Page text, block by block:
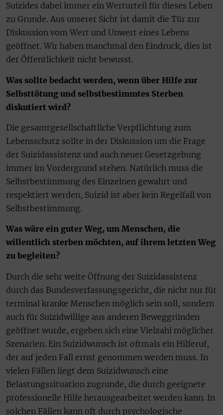
Suizides dabei immer ein Werturteil für dieses Leben
zu Grunde. Aus unserer Sicht ist damit die Tür zur
Diskussion vom Wert und Unwert eines Lebens
geöffnet. Wir haben manchmal den Eindruck, dies ist
der Öffentlichkeit nicht bewusst.
Was sollte bedacht werden, wenn über Hilfe zur
Selbsttötung und selbstbestimmtes Sterben
diskutiert wird?
Die gesamtgesellschaftliche Verpflichtung zum
Lebensschutz sollte in der Diskussion um die Frage
der Suizidassistenz und auch neuer Gesetzgebung
immer im Vordergrund stehen. Natürlich muss die
Selbstbestimmung des Einzelnen gewahrt und
respektiert werden, Suizid ist aber kein Regelfall von
Selbstbestimmung.
Was wäre ein guter Weg, um Menschen, die
willentlich sterben möchten, auf ihrem letzten Weg
zu begleiten?
Durch die sehr weite Öffnung der Suizidassistenz
durch das Bundesverfassungsgericht, die nicht nur für
terminal kranke Menschen möglich sein soll, sondern
auch für Suizidwillige aus anderen Beweggründen
geöffnet wurde, ergeben sich eine Vielzahl möglicher
Szenarien. Ein Suizidwunsch ist oftmals ein Hilferuf,
der auf jeden Fall ernst genommen werden muss. In
vielen Fällen liegt dem Suizidwunsch eine
Belastungssituation zugrunde, die durch geeignete
professionelle Hilfe herausgearbeitet werden kann. In
solchen Fällen kann oft durch psychologische